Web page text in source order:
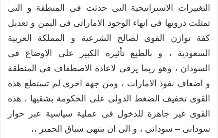
التغييرات الاستراتيجية التى حدثت فى المنطقة و التى
تمثلت ذروتها فى انهاء الوجود الاماراتى فى اليمن و تعديل
كفة توازن القوى لصالح الشرعية و المملكة العربية
السعودية ، و بالطبع تأثيره الكبير على الاوضاع فى
السودان ، وهو ربما يرقى لاعادة الاصطفاف فى المنطقة
و اضعاف نفوذ الامارات ، ومن جهة اخرى لم تستطع هذه
القوى تخفيف الضغط الدولى على الحكومة بشقيها ، هذه
القوى غير جاهزة للدخول فى عملية سياسية عبر حوار
سودانى – سودانى ، و الى ان ينتهى سباق الحمير ،،